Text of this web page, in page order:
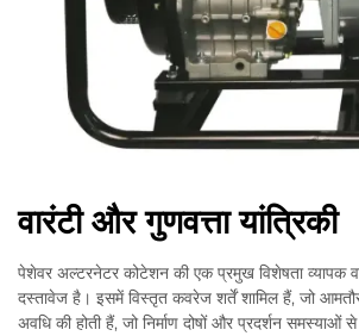
वारंटी और गुणवत्ता यांत्रिकी
पेशेवर अल्टरनेटर कोटेशन की एक प्रमुख विशेषता व्यापक
दस्तावेज है। इसमें विस्तृत कवरेज शर्तें शामिल हैं, जो
अवधि की होती हैं, जो निर्माण दोषों और प्रदर्शन समस्याओं